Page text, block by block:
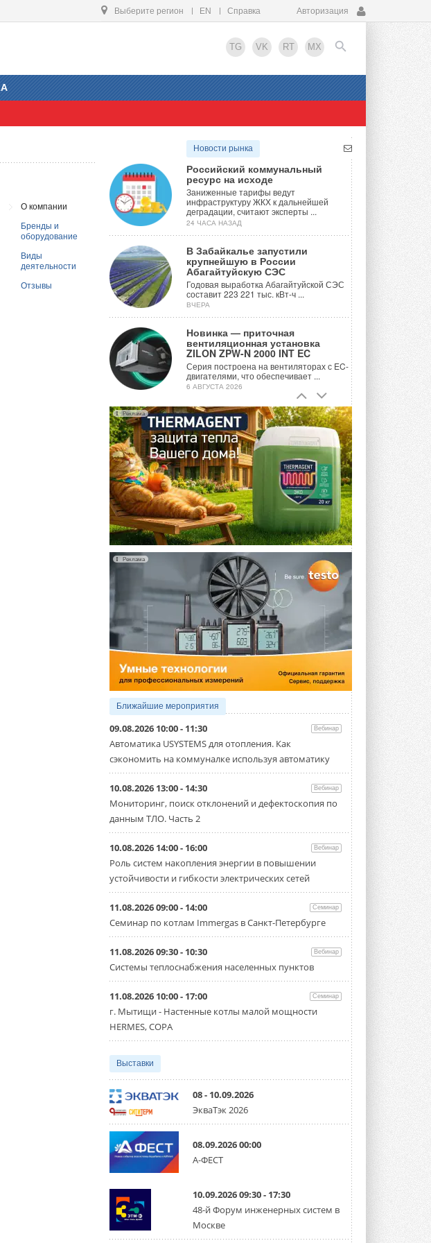
Выберите регион EN Справка Авторизация
TG VK RT MX
EN
О компании
Бренды и
оборудование
Виды
деятельности
Отзывы
Новости рынка
Российский коммунальный
ресурс на исходе
Заниженные тарифы ведут
инфраструктуру ЖКХ к дальнейшей
деградации, считают эксперты ...
24 ЧАСА НАЗАД
В Забайкалье запустили
крупнейшую в России
Абагайтуйскую СЭС
Годовая выработка Абагайтуйской СЭС
составит 223 221 тыс. кВт-ч ...
ВЧЕРА
Новинка — приточная
вентиляционная установка
ZILON ZPW-N 2000 INT EC
Серия построена на вентиляторах с EC-
двигателями, что обеспечивает ...
6 АВГУСТА 2026
Учёные ЮУрГУ создали
каскадную установку,
объединяющую солнечную и
геотермальную энергию
Природосберегающие технологии ...
6 АВГУСТА 2026
Для Арктики создали
технологию защиты
ветрогенераторов от аварий
Разработка учитывает влияние
мерзлоты, обледенения и снеговых ...
6 АВГУСТА 2026
Гибридный тепловой насос PV/T
с одним общим испарителем
Исследователи предложили
конструкцию двухисточникового ...
5 АВГУСТА 2026
21-й ежегодный форум
«ЦОД-2026»
Мероприятие пройдет 2-3 сентября в
отеле Radisson Slavyanskaya. Форум
посетит более двух тысяч участников ...
5 АВГУСТА 2026
Китайская Shenling представила
линейку тепловых насосов
«воздух-вода» на R290
Серия ThermaX R290 All-In-One
включает три модели ...
Тепловые насосы в связке с
солнечной генерацией и
накопителем снижают
потребление на 60%
Исследователи из Италии установили ...
4 АВГУСТА 2026
«РУСКЛИМАТ Fest 2026» в Уфе
собрал свыше 700 профи
климатической отрасли
Организатором выступил торгово-
производственный холдинг ...
ЦОД с плотностью 54 кВт на
стойку
3 АВГУСТА 2026
систему DVM на R32
Линейка включает семь типоразмеров
производительностью от 22,4 до 56 кВт.
Суммарная длина трубопроводов ...
3 АВГУСТА 2026
«СиСофт Девелопмент» подвел
итоги конкурса студенческих
стартует уже в сентябре 2026 года ...
3 АВГУСТА 2026
«Русклимат» укрепляет
Реклама
Реклама
Ближайшие мероприятия
09.08.2026 10:00 - 11:30 Вебинар
Автоматика USYSTEMS для отопления. Как
сэкономить на коммуналке используя автоматику
10.08.2026 13:00 - 14:30 Вебинар
Мониторинг, поиск отклонений и дефектоскопия по
данным ТЛО. Часть 2
10.08.2026 14:00 - 16:00 Вебинар
Роль систем накопления энергии в повышении
устойчивости и гибкости электрических сетей
11.08.2026 09:00 - 14:00 Семинар
Семинар по котлам Immergas в Санкт-Петербурге
11.08.2026 09:30 - 10:30 Вебинар
Системы теплоснабжения населенных пунктов
11.08.2026 10:00 - 17:00 Семинар
г. Мытищи - Настенные котлы малой мощности
HERMES, COPA
Выставки
08 - 10.09.2026
ЭкваТэк 2026
08.09.2026 00:00
А-ФЕСТ
10.09.2026 09:30 - 17:30
48-й Форум инженерных систем в
Москве